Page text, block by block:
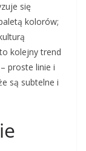
się
kolorów;
kolejny trend
proste linie i
są subtelne i